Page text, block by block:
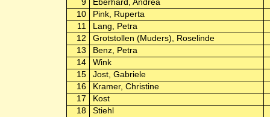
10
Pink, Ruperta
11
Lang, Petra
12
Grotstollen (Muders), Roselinde
13
Benz, Petra
14
Wink
15
Jost, Gabriele
16
Kramer, Christine
17
Kost
18
Stiehl